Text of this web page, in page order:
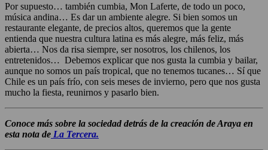
Por supuesto… también cumbia, Mon Laferte, de todo un poco,
música andina… Es dar un ambiente alegre. Si bien somos un
restaurante elegante, de precios altos, queremos que la gente
entienda que nuestra cultura latina es más alegre, más feliz, más
abierta… Nos da risa siempre, ser nosotros, los chilenos, los
entretenidos… Debemos explicar que nos gusta la cumbia y bailar,
aunque no somos un país tropical, que no tenemos tucanes… Sí que
Chile es un país frío, con seis meses de invierno, pero que nos gusta
mucho la fiesta, reunirnos y pasarlo bien.
Conoce más sobre la sociedad detrás de la creación de Araya en
esta nota de La Tercera.